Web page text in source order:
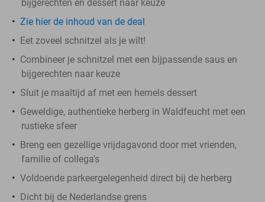
bijgerechten en dessert naar keuze
Zie hier de inhoud van de deal
Eet zoveel schnitzel als je wilt!
Combineer je schnitzel met een bijpassende saus en
bijgerechten naar keuze
Sluit je maaltijd af met een hemels dessert
Geweldige, authentieke herberg in Waldfeucht met een
rustieke sfeer
Breng een gezellige vrijdagavond door met vrienden,
familie of collega's
Voldoende parkeergelegenheid direct bij de herberg
Dicht bij de Nederlandse grens